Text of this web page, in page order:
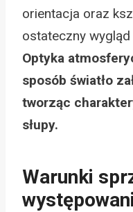
orientacja oraz
ostateczny
Optyka
sposób światło
tworząc
słupy.
Warunki